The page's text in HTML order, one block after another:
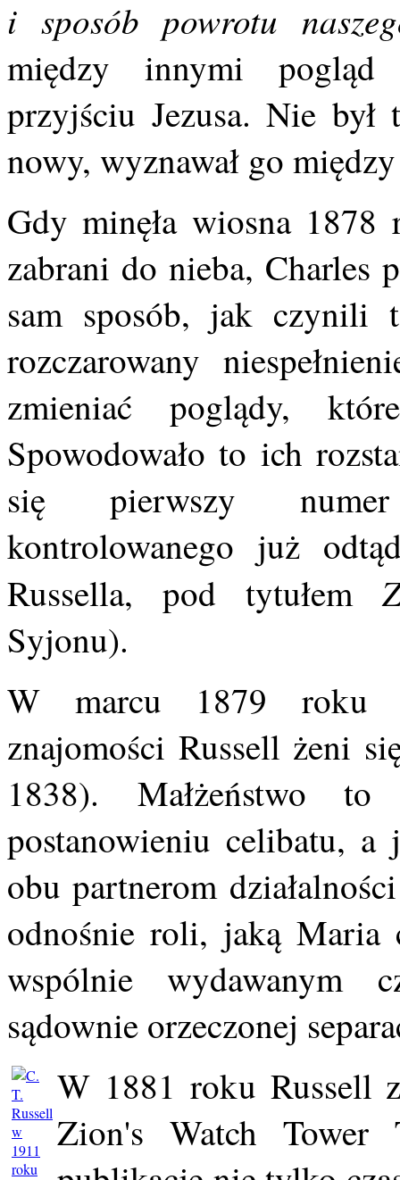
i sposób powrotu
między innymi pogląd
przyjściu Jezusa. Nie był
nowy, wyznawał go
Gdy minęła wiosna
zabrani do nieba,
sam sposób, jak czynili
rozczarowany
zmieniać poglądy,
Spowodowało to ich
się pierwszy numer
kontrolowanego już
Russella, pod tytułem
Syjonu).
W marcu 1879 roku
znajomości Russell żeni
1838). Małżeństwo
postanowieniu celibatu, a
obu partnerom
odnośnie roli, jaką Maria
wspólnie wydawanym
sądownie orzeczonej
W 1881 roku Russell
Zion's Watch Tower